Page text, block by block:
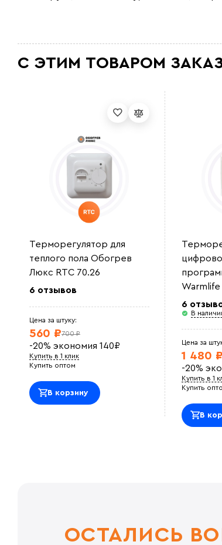
С ЭТИМ ТОВАРОМ
Терморегулятор для
теплого пола Обогрев
Люкс RTC 70.26
6 отзывов
Цена за штуку:
700 ₽
560 ₽
-20% экономия 140₽
Купить в 1 клик
Купить оптом
В корзину
Warmlife
6
В
Цена за
1 480 ₽
-20%
Купить в 1
Купить
В
ОСТАЛИСЬ